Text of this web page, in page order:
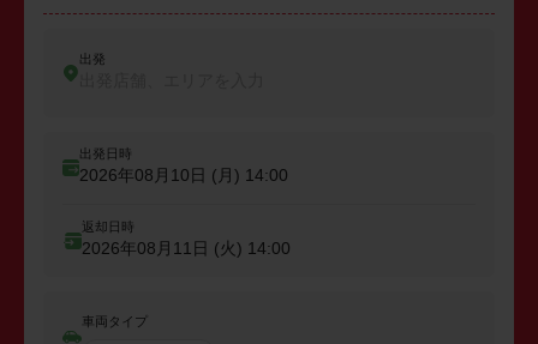
出発
出発日時
2026年08月10日 (月) 14:00
返却日時
2026年08月11日 (火) 14:00
車両タイプ